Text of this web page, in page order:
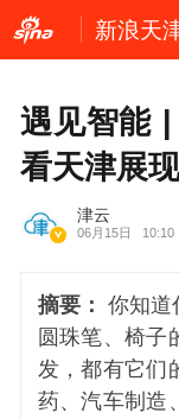
新浪天
遇见智能
看天津展
津云
06月15日 10:10
摘要： 你知道
圆珠笔、椅子
发，都有它们
药、汽车制造